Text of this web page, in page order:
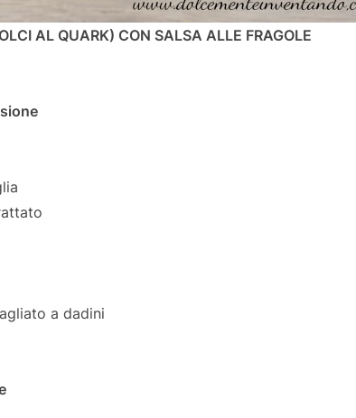
AL QUARK) CON SALSA ALLE FRAGOLE
a dadini